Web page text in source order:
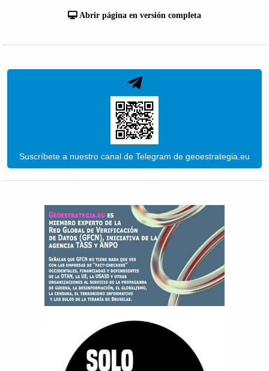
Abrir página en versión completa
Suscríbete a nuestro canal de Telegram de geoestrategia.eu